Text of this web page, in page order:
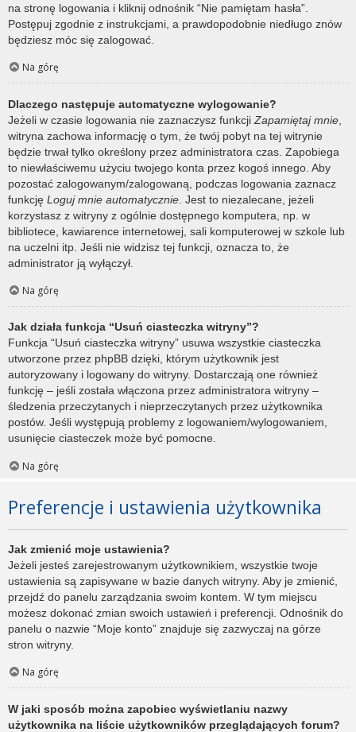
na stronę logowania i kliknij odnośnik “Nie pamiętam hasła”.
Postępuj zgodnie z instrukcjami, a prawdopodobnie niedługo znów
będziesz móc się zalogować.
Na górę
Dlaczego następuje automatyczne wylogowanie?
Jeżeli w czasie logowania nie zaznaczysz funkcji Zapamiętaj mnie
witryna zachowa informację o tym, że twój pobyt na tej witrynie
będzie trwał tylko określony przez administratora czas. Zapobiega
to niewłaściwemu użyciu twojego konta przez kogoś innego. Aby
pozostać zalogowanym/zalogowaną, podczas logowania zaznacz
funkcję Loguj mnie automatycznie . Jest to niezalecane, jeżeli
korzystasz z witryny z ogólnie dostępnego komputera, np. w
bibliotece, kawiarence internetowej, sali komputerowej w szkole lub
na uczelni itp. Jeśli nie widzisz tej funkcji, oznacza to, że
administrator ją wyłączył.
Na górę
Jak działa funkcja “Usuń ciasteczka witryny”?
Funkcja “Usuń ciasteczka witryny” usuwa wszystkie ciasteczka
utworzone przez phpBB dzięki, którym użytkownik jest
autoryzowany i logowany do witryny. Dostarczają one również
funkcję – jeśli została włączona przez administratora witryny –
śledzenia przeczytanych i nieprzeczytanych przez użytkownika
postów. Jeśli występują problemy z logowaniem/wylogowaniem,
usunięcie ciasteczek może być pomocne.
Na górę
Preferencje i ustawienia użytkownika
Jak zmienić moje ustawienia?
Jeżeli jesteś zarejestrowanym użytkownikiem, wszystkie twoje
ustawienia są zapisywane w bazie danych witryny. Aby je zmienić,
przejdź do panelu zarządzania swoim kontem. W tym miejscu
możesz dokonać zmian swoich ustawień i preferencji. Odnośnik do
panelu o nazwie “Moje konto” znajduje się zazwyczaj na górze
stron witryny.
Na górę
W jaki sposób można zapobiec wyświetlaniu nazwy
użytkownika na liście użytkowników przeglądających forum?